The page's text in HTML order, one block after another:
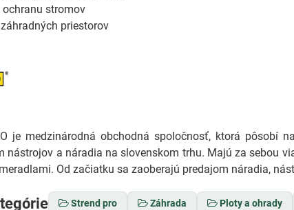
ochranu stromov
priestorov
je medzinárodná obchodná spoločnosť, ktorá pôsobí
nástrojov a náradia na slovenskom trhu. Majú za sebou
Od začiatku sa zaoberajú predajom náradia,
Strend pro Záhrada Ploty a ohrady